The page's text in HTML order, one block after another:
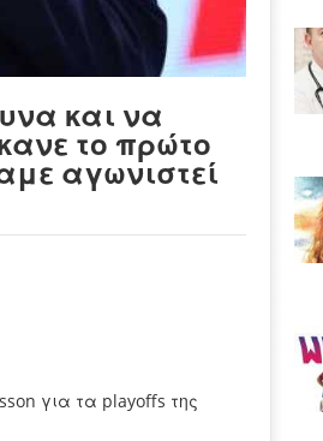
και να
το πρώτο
αγωνιστεί
για τα playoffs της